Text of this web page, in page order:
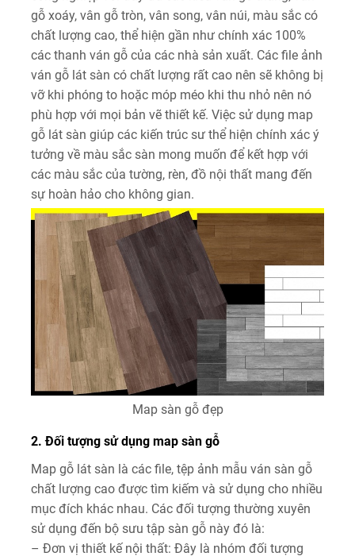
gỗ xoáy, vân gỗ tròn, vân song, vân núi, màu sắc có
chất lượng cao, thể hiện gần như chính xác 100%
các thanh ván gỗ của các nhà sản xuất. Các file ảnh
ván gỗ lát sàn có chất lượng rất cao nên sẽ không bị
vỡ khi phóng to hoặc móp méo khi thu nhỏ nên nó
phù hợp với mọi bản vẽ thiết kế. Việc sử dụng map
gỗ lát sàn giúp các kiến trúc sư thể hiện chính xác ý
tưởng về màu sắc sàn mong muốn để kết hợp với
các màu sắc của tường, rèn, đồ nội thất mang đến
sự hoàn hảo cho không gian.
Map sàn gỗ đẹp
2. Đối tượng sử dụng map sàn gỗ
Map gỗ lát sàn là các file, tệp ảnh mẫu ván sàn gỗ
chất lượng cao được tìm kiếm và sử dụng cho nhiều
mục đích khác nhau. Các đối tượng thường xuyên
sử dụng đến bộ sưu tập sàn gỗ này đó là:
– Đơn vị thiết kế nội thất: Đây là nhóm đối tượng